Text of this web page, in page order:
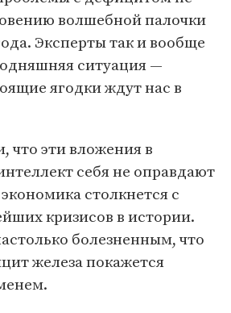
волшебной палочки
Эксперты так и вообще
ситуация —
ягодки ждут нас в
что эти вложения в
себя не оправдают
столкнется с
кризисов в истории.
болезненным, что
железа покажется